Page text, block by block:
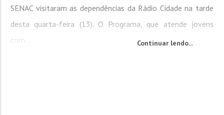
SENAC visitaram as dependências da Rádio Cidade na tarde
desta quarta-feira (13). O Programa, que atende jovens
com...
Continuar lendo...